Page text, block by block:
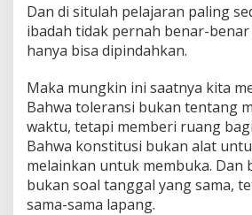
Dan di situlah pelajaran paling
ibadah tidak pernah benar-benar
hanya bisa dipindahkan.
Maka mungkin ini saatnya kita
Bahwa toleransi bukan tentang
waktu, tetapi memberi ruang
Bahwa konstitusi bukan alat
melainkan untuk membuka. Dan
bukan soal tanggal yang sama,
sama-sama lapang.